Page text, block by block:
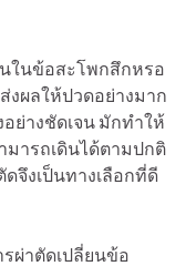
ในข้อสะโพกสึกหรอ
งผลให้ปวดอย่างมาก
ย่างชัดเจน มักทำให้
มารถเดินได้ตามปกติ
จึงเป็นทางเลือกที่ดี
ผ่าตัดเปลี่ยนข้อ